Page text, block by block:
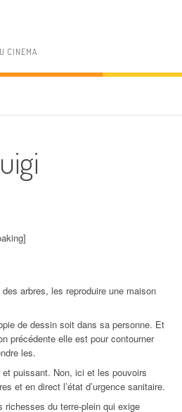
CINEMA
arbres, les reproduire une maison
de dessin soit dans sa personne. Et
précédente elle est pour contourner
les.
puissant. Non, ici et les pouvoirs
et en direct l’état d’urgence sanitaire.
richesses du terre-plein qui exige